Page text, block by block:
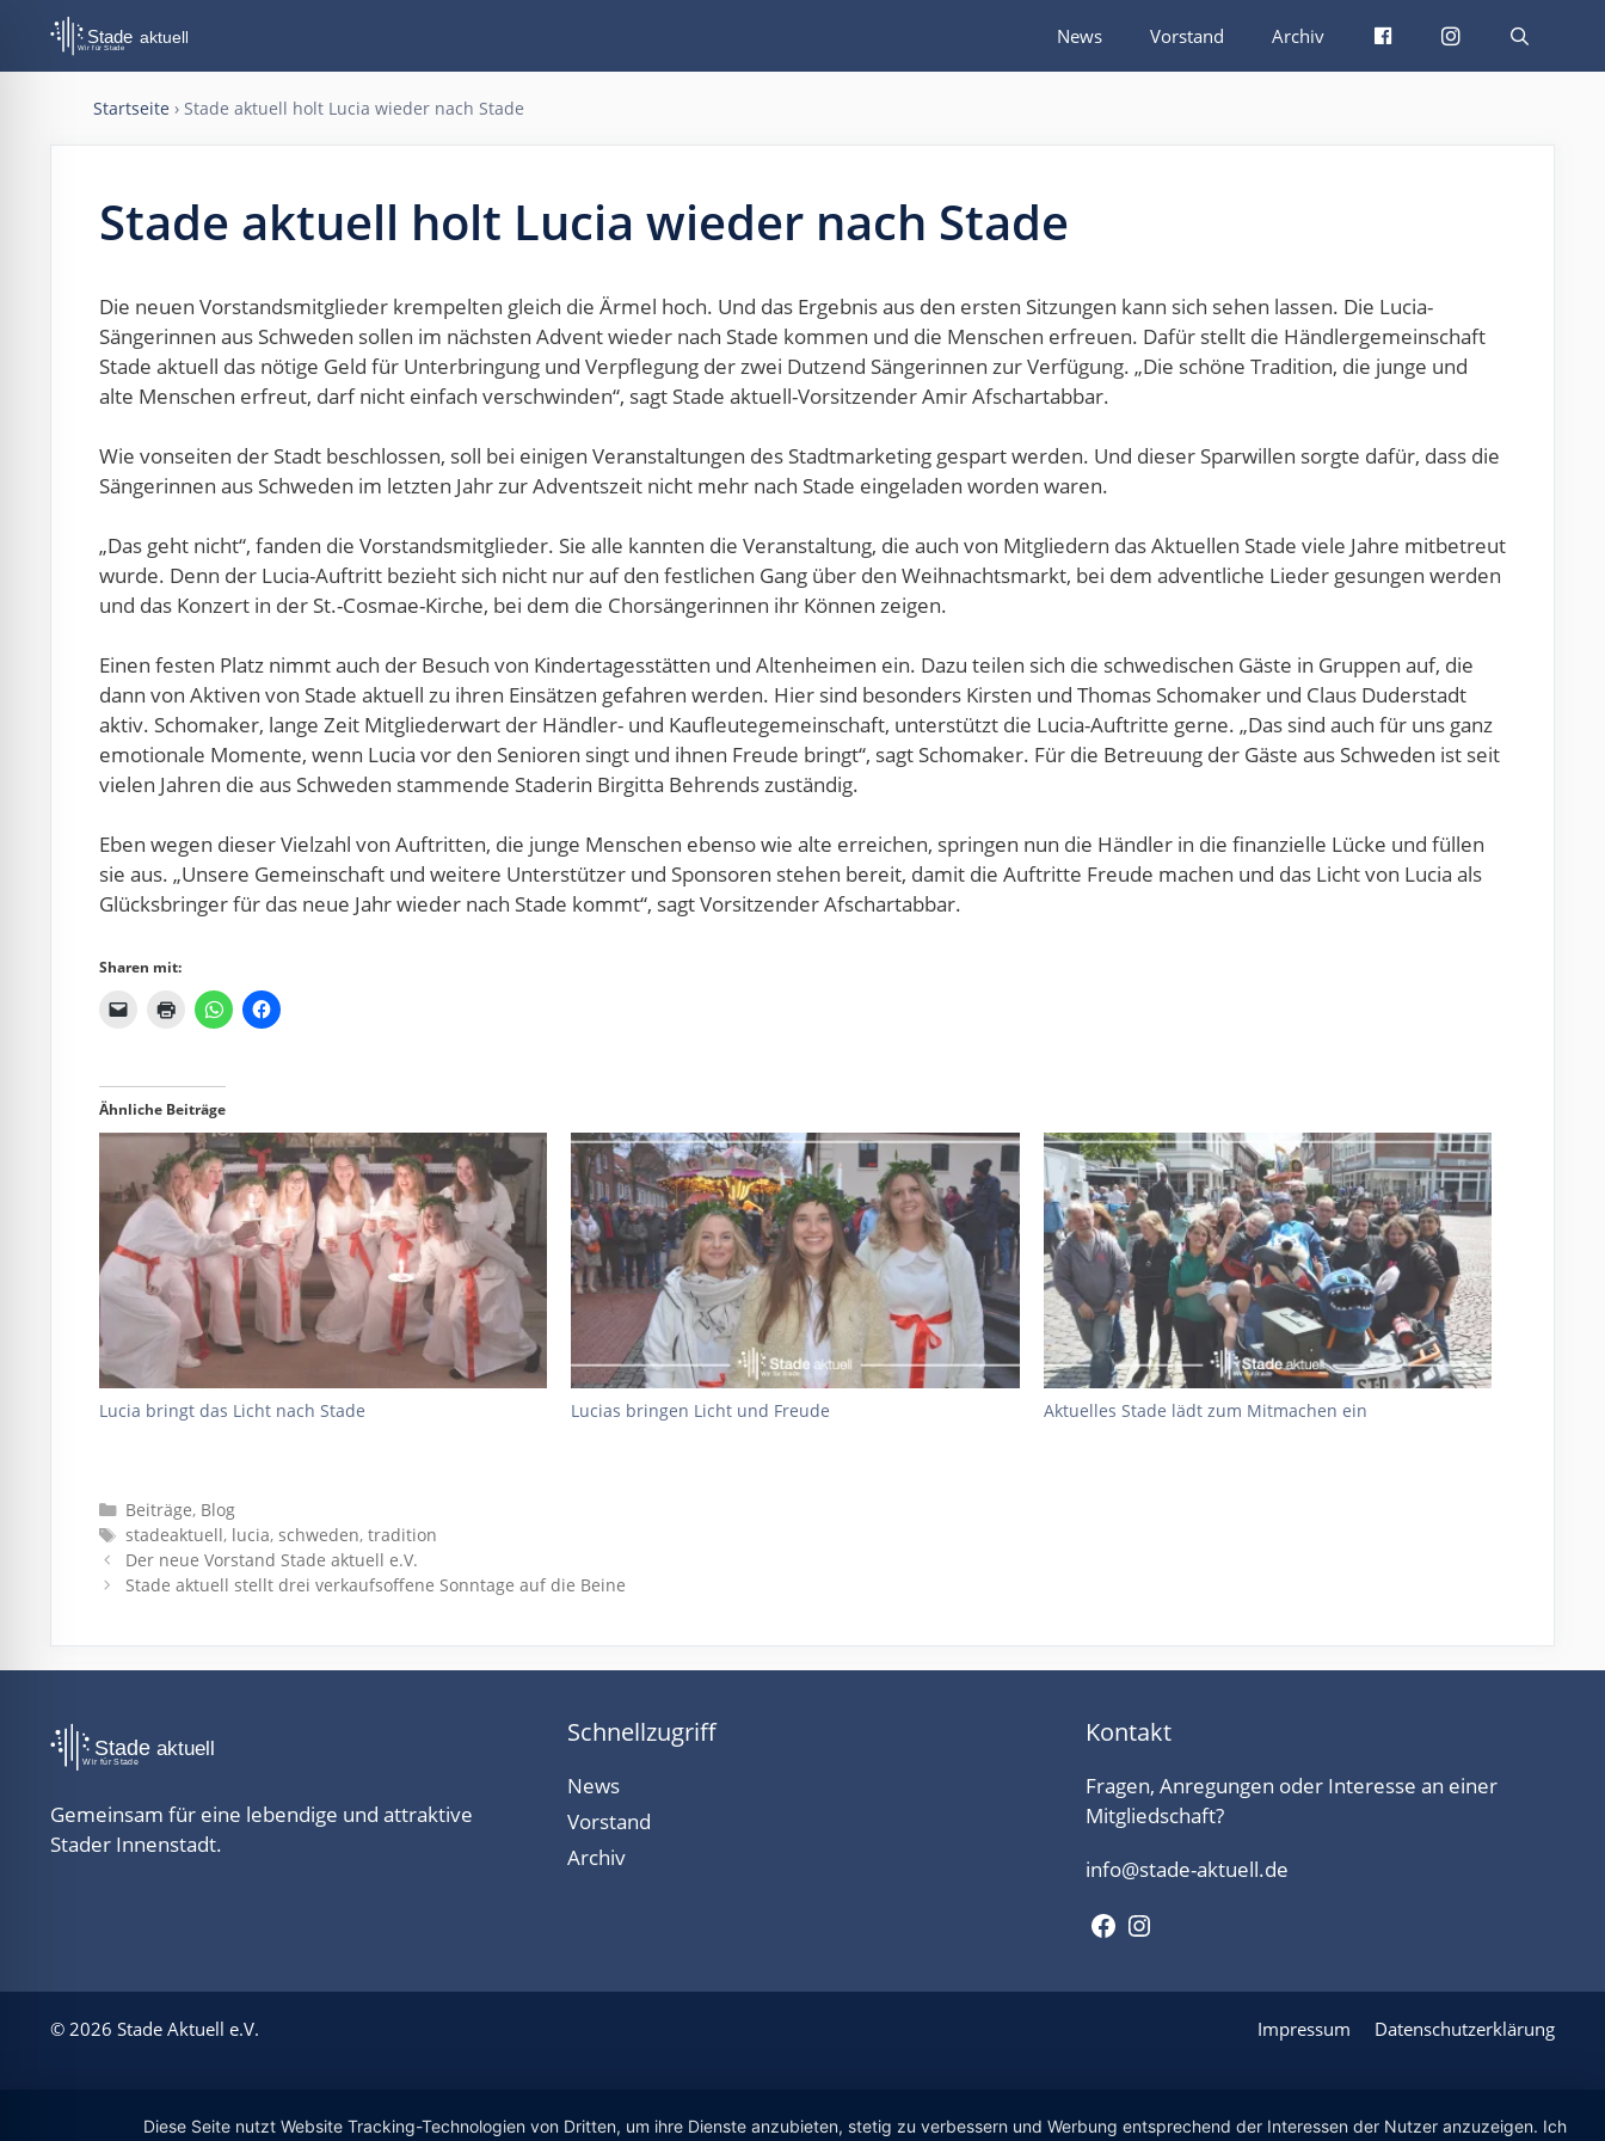
Inhalt
springen
News Vorstand Archiv FacebookInstagram
Startseite › Stade aktuell holt Lucia wieder nach Stade
Stade aktuell holt Lucia wieder nach Stade
Die neuen Vorstandsmitglieder krempelten gleich die Ärmel hoch. Und das Ergebnis aus den ersten Sitzungen kann sich sehen lassen. Die Lucia-
Sängerinnen aus Schweden sollen im nächsten Advent wieder nach Stade kommen und die Menschen erfreuen. Dafür stellt die Händlergemeinschaft
Stade aktuell das nötige Geld für Unterbringung und Verpflegung der zwei Dutzend Sängerinnen zur Verfügung. „Die schöne Tradition, die junge und
alte Menschen erfreut, darf nicht einfach verschwinden“, sagt Stade aktuell-Vorsitzender Amir Afschartabbar.
Wie vonseiten der Stadt beschlossen, soll bei einigen Veranstaltungen des Stadtmarketing gespart werden. Und dieser Sparwillen sorgte dafür, dass die
Sängerinnen aus Schweden im letzten Jahr zur Adventszeit nicht mehr nach Stade eingeladen worden waren.
„Das geht nicht“, fanden die Vorstandsmitglieder. Sie alle kannten die Veranstaltung, die auch von Mitgliedern das Aktuellen Stade viele Jahre mitbetreut
wurde. Denn der Lucia-Auftritt bezieht sich nicht nur auf den festlichen Gang über den Weihnachtsmarkt, bei dem adventliche Lieder gesungen werden
und das Konzert in der St.-Cosmae-Kirche, bei dem die Chorsängerinnen ihr Können zeigen.
Einen festen Platz nimmt auch der Besuch von Kindertagesstätten und Altenheimen ein. Dazu teilen sich die schwedischen Gäste in Gruppen auf, die
dann von Aktiven von Stade aktuell zu ihren Einsätzen gefahren werden. Hier sind besonders Kirsten und Thomas Schomaker und Claus Duderstadt
aktiv. Schomaker, lange Zeit Mitgliederwart der Händler- und Kaufleutegemeinschaft, unterstützt die Lucia-Auftritte gerne. „Das sind auch für uns ganz
emotionale Momente, wenn Lucia vor den Senioren singt und ihnen Freude bringt“, sagt Schomaker. Für die Betreuung der Gäste aus Schweden ist seit
vielen Jahren die aus Schweden stammende Staderin Birgitta Behrends zuständig.
Eben wegen dieser Vielzahl von Auftritten, die junge Menschen ebenso wie alte erreichen, springen nun die Händler in die finanzielle Lücke und füllen
sie aus. „Unsere Gemeinschaft und weitere Unterstützer und Sponsoren stehen bereit, damit die Auftritte Freude machen und das Licht von Lucia als
Glücksbringer für das neue Jahr wieder nach Stade kommt“, sagt Vorsitzender Afschartabbar.
Sharen mit:
Ähnliche Beiträge
Lucia bringt das Licht nach Stade Lucias bringen Licht und Freude Aktuelles Stade lädt zum Mitmachen ein
Kategorien
Beiträge, Blog
Schlagwörter
stadeaktuell, lucia, schweden, tradition
Der neue Vorstand Stade aktuell e.V.
Stade aktuell stellt drei verkaufsoffene Sonntage auf die Beine
Gemeinsam für eine lebendige und attraktive
Stader Innenstadt.
Schnellzugriff
News
Vorstand
Archiv
Kontakt
Fragen, Anregungen oder Interesse an einer
Mitgliedschaft?
info@stade-aktuell.de
Facebook
Instagram
Impressum Datenschutzerklärung
© 2026 Stade Aktuell e.V.
Diese Seite nutzt Website Tracking-Technologien von Dritten, um ihre Dienste anzubieten, stetig zu verbessern und Werbung entsprechend der Interessen der Nutzer anzuzeigen. Ich